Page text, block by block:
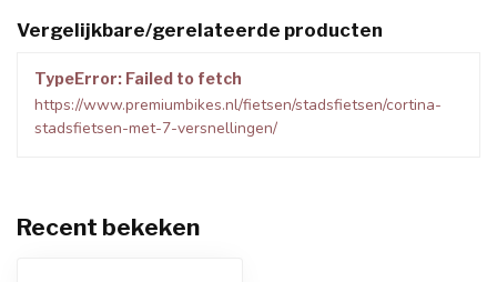
Vergelijkbare/gerelateerde producten
TypeError: Failed to fetch
https://www.premiumbikes.nl/fietsen/stadsfietsen/cortina-
stadsfietsen-met-7-versnellingen/
Recent bekeken